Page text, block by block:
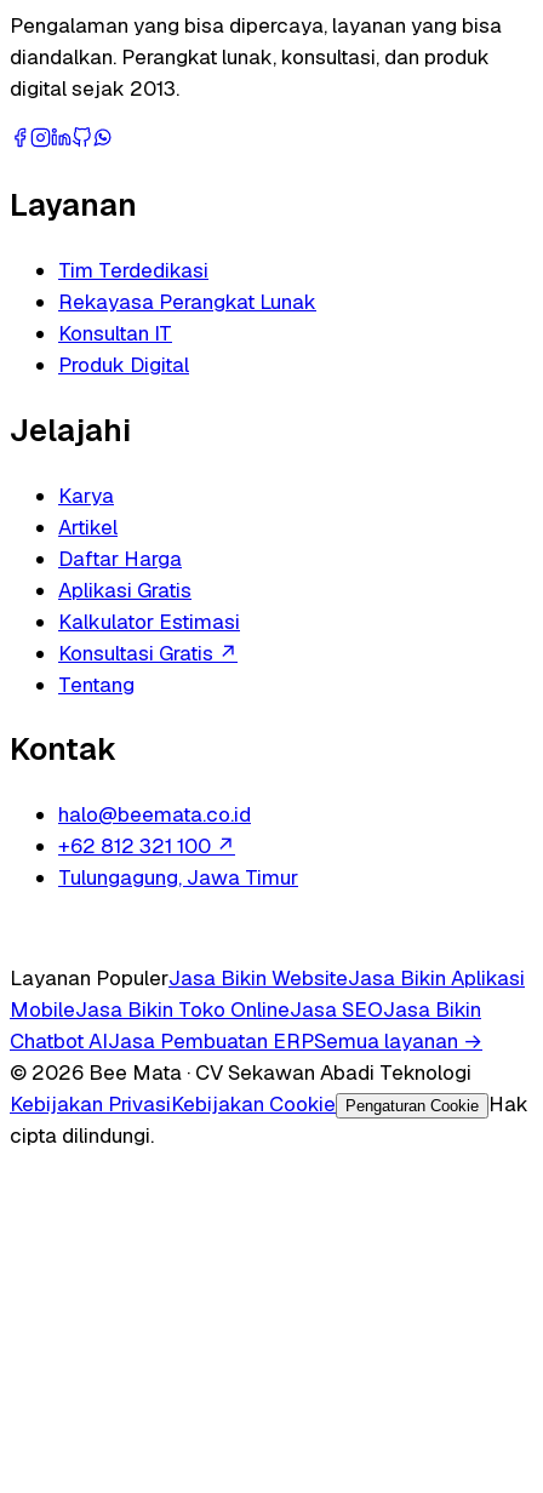
Pengalaman yang bisa dipercaya, layanan yang bisa
diandalkan. Perangkat lunak, konsultasi, dan produk
digital sejak 2013.
Layanan
Tim Terdedikasi
Rekayasa Perangkat Lunak
Konsultan IT
Produk Digital
Jelajahi
Karya
Artikel
Daftar Harga
Aplikasi Gratis
Kalkulator Estimasi
Konsultasi Gratis ↗
Tentang
Kontak
halo@beemata.co.id
+62 812 321 100 ↗
Tulungagung, Jawa Timur
Layanan PopulerJasa Bikin WebsiteJasa Bikin Aplikasi
MobileJasa Bikin Toko OnlineJasa SEOJasa Bikin
Chatbot AIJasa Pembuatan ERPSemua layanan →
© 2026 Bee Mata · CV Sekawan Abadi Teknologi
Kebijakan PrivasiKebijakan Cookie Pengaturan Cookie
Hak
cipta dilindungi.